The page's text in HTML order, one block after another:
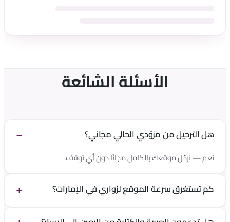
الأسئلة الشائعة
هل الترحيل من مزوّدي الحالي مجاني؟
نعم — نرحّل موقعك بالكامل مجانًا دون أي توقف.
كم تستغرق سرعة الموقع لزواري في الإمارات؟